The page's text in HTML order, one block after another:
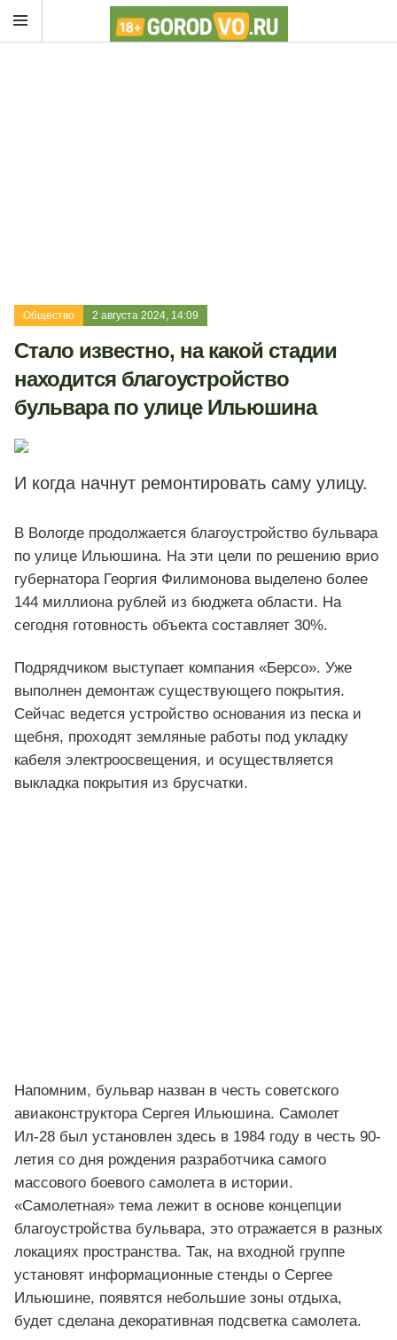
Общество 2 августа 2024, 14:09
Стало известно, на какой стадии
находится благоустройство
бульвара по улице Ильюшина
И когда начнут ремонтировать саму улицу.
В Вологде продолжается благоустройство бульвара
по улице Ильюшина. На эти цели по решению врио
губернатора Георгия Филимонова выделено более
144 миллиона рублей из бюджета области. На
сегодня готовность объекта составляет 30%.
Подрядчиком выступает компания «Берсо». Уже
выполнен демонтаж существующего покрытия.
Сейчас ведется устройство основания из песка и
щебня, проходят земляные работы под укладку
кабеля электроосвещения, и осуществляется
выкладка покрытия из брусчатки.
Напомним, бульвар назван в честь советского
авиаконструктора Сергея Ильюшина. Самолет
Ил-28 был установлен здесь в 1984 году в честь 90-
летия со дня рождения разработчика самого
массового боевого самолета в истории.
«Самолетная» тема лежит в основе концепции
благоустройства бульвара, это отражается в разных
локациях пространства. Так, на входной группе
установят информационные стенды о Сергее
Ильюшине, появятся небольшие зоны отдыха,
будет сделана декоративная подсветка самолета.